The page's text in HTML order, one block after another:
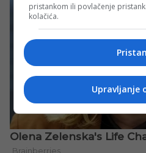
pristankom ili povlačenje
kolačića.
Upravljanje